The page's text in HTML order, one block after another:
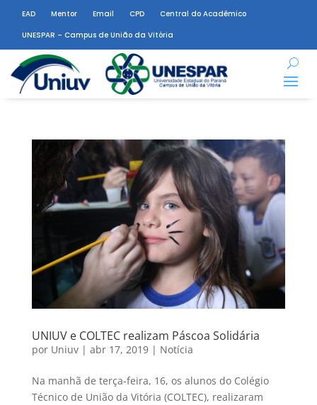
EAD Mentor Email CPD
Central do Acadêmico
UNESPAR – Campus de União da Vitória
UNIUV e COLTEC realizam Páscoa Solidária
por Uniuv| abr 17, 2019| Notícia
Na manhã de terça-feira, 16, os alunos do Colégio
Técnico de União da Vitória (COLTEC), realizaram